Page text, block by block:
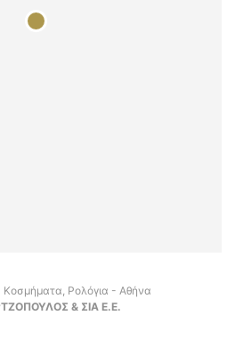
Κοσμήματα, Ρολόγια - Αθήνα
& ΣΙΑ Ε.Ε.